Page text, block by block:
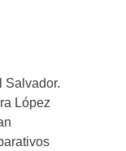
Salvador.
López